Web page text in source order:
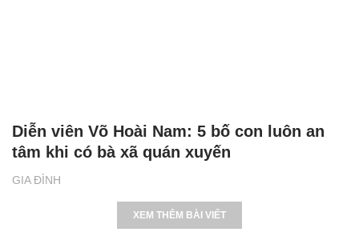
GIA ĐÌNH
Diễn viên Võ Hoài Nam: 5 bố con luôn an
tâm khi có bà xã quán xuyến
XEM THÊM BÀI VIẾT